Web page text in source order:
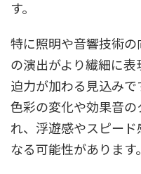
す。
特に照明や音響技術
の演出がより繊細に
迫力が加わる見込みで
色彩の変化や効果音
れ、浮遊感やスピー
なる可能性があります。